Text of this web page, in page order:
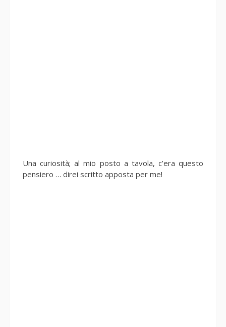
Una curiosità; al mio posto a tavola, c’era questo
pensiero … direi scritto apposta per me!